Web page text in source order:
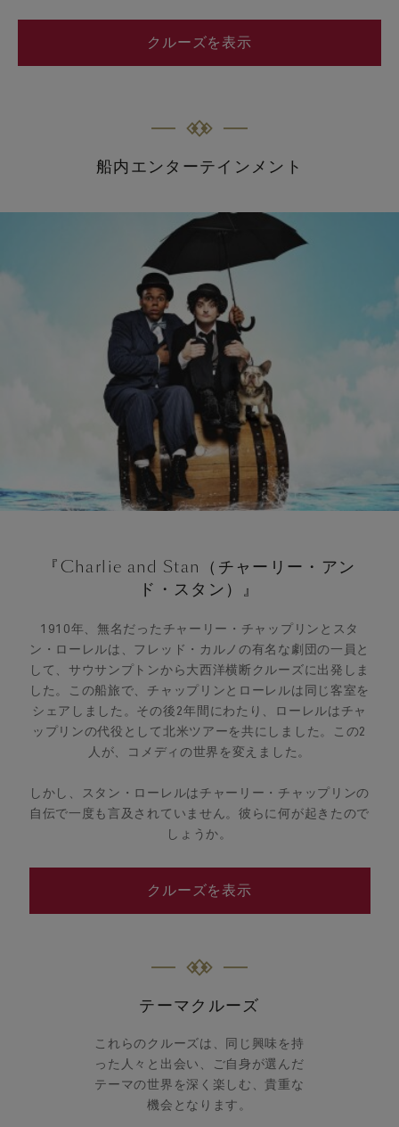
クルーズを表示
船内エンターテインメント
『Charlie and Stan（チャーリー・アン
ド・スタン）』
1910年、無名だったチャーリー・チャップリンとスタ
ン・ローレルは、フレッド・カルノの有名な劇団の一員と
して、サウサンプトンから大西洋横断クルーズに出発しま
した。この船旅で、チャップリンとローレルは同じ客室を
シェアしました。その後2年間にわたり、ローレルはチャ
ップリンの代役として北米ツアーを共にしました。この2
人が、コメディの世界を変えました。
しかし、スタン・ローレルはチャーリー・チャップリンの
自伝で一度も言及されていません。彼らに何が起きたので
しょうか。
クルーズを表示
テーマクルーズ
これらのクルーズは、同じ興味を持
った人々と出会い、ご自身が選んだ
テーマの世界を深く楽しむ、貴重な
機会となります。